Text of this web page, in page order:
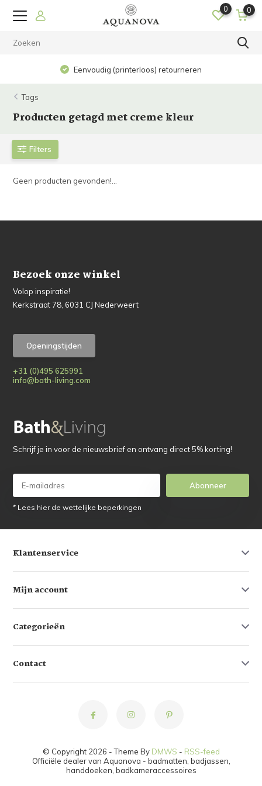
0 0
Eenvoudig (printerloos) retourneren
Tags
Producten getagd met creme kleur
Filters
Geen producten gevonden!...
Bezoek onze winkel
Volop inspiratie!
Kerkstraat 78, 6031 CJ Nederweert
Openingstijden
+31 (0)495 625991
info@bath-living.com
Schrijf je in voor de nieuwsbrief en ontvang direct 5% korting!
Abonneer
* Lees hier de wettelijke beperkingen
Klantenservice
Mijn account
Categorieën
Contact
© Copyright 2026 - Theme By DMWS - RSS-feed
Officiële dealer van Aquanova - badmatten, badjassen,
handdoeken, badkameraccessoires